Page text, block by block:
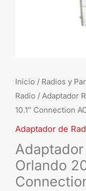
Inicio / Radios y
Radio / Adaptador
10.1″ Connection
Adaptador de
Orlando